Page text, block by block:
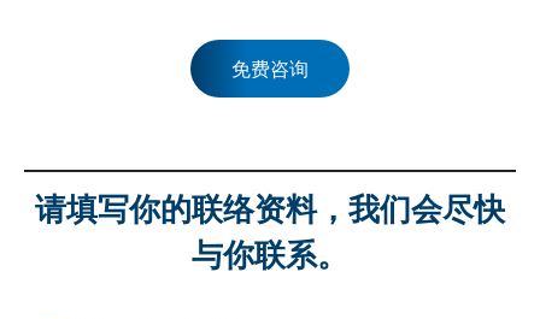
免费咨询
请填写你的联络资料，我们会尽快
与你联系。